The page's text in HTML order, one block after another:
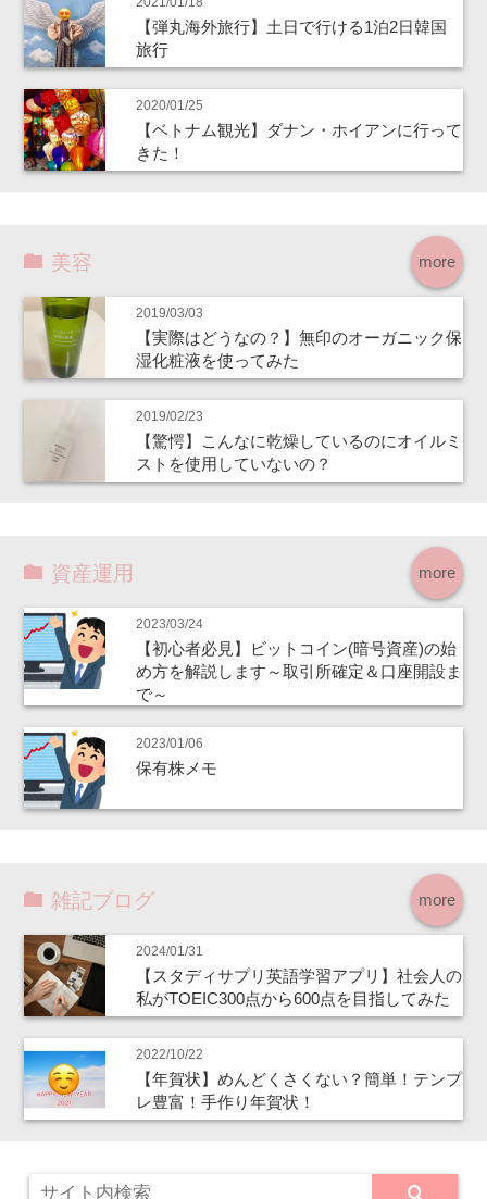
【弾丸海外旅行】土日で行ける1泊2日韓国
旅行
2020/01/25
【ベトナム観光】ダナン・ホイアンに行って
きた！
more
美容
2019/03/03
【実際はどうなの？】無印のオーガニック保
湿化粧液を使ってみた
2019/02/23
【驚愕】こんなに乾燥しているのにオイルミ
ストを使用していないの？
more
資産運用
2023/03/24
【初心者必見】ビットコイン(暗号資産)の始
め方を解説します～取引所確定＆口座開設ま
で～
2023/01/06
保有株メモ
more
雑記ブログ
2024/01/31
【スタディサプリ英語学習アプリ】社会人の
私がTOEIC300点から600点を目指してみた
2022/10/22
【年賀状】めんどくさくない？簡単！テンプ
レ豊富！手作り年賀状！